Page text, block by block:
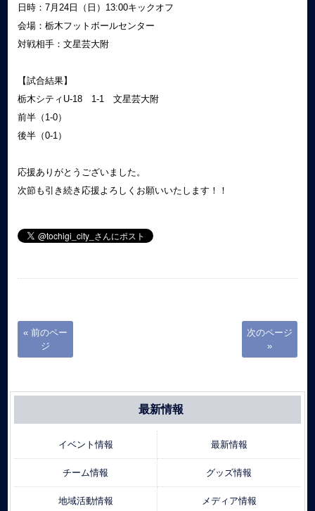
日時：7月24日（日）13:00キックオフ
会場：栃木フットボールセンター
対戦相手：文星芸大附
【試合結果】
栃木シティU-18 1-1 文星芸大附
前半（1-0）
後半（0-1）
応援ありがとうございました。
次節も引き続き応援よろしくお願いいたします！！
« 前のペー
ジ
次のページ
»
最新情報
イベント情報 最新情報
チーム情報 グッズ情報
地域活動情報 メディア情報